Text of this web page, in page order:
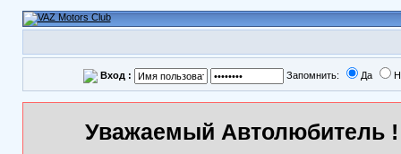
Вход : Запомнить: Да
Уважаемый Автолюбитель